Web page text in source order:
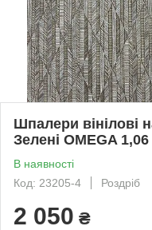
Шпалери вінілові
Зелені OMEGA
В наявності
Код: 23205-4
Роздріб
2 050 ₴